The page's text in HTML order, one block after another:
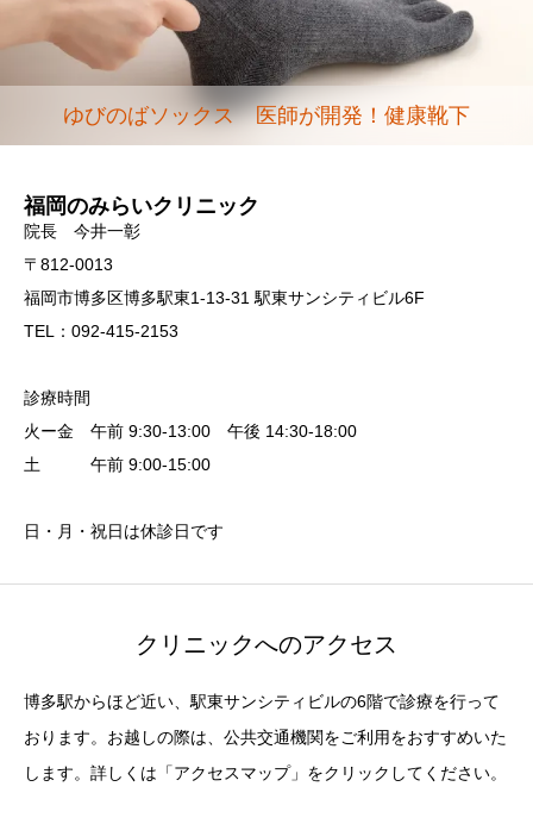
ゆびのばソックス 医師が開発！健康靴下
福岡のみらいクリニック
院長 今井一彰
〒812-0013
福岡市博多区博多駅東1-13-31 駅東サンシティビル6F
TEL：092-415-2153
診療時間
火ー金 午前 9:30-13:00 午後 14:30-18:00
土 午前 9:00-15:00
日・月・祝日は休診日です
クリニックへのアクセス
博多駅からほど近い、駅東サンシティビルの6階で診療を行って
おります。お越しの際は、公共交通機関をご利用をおすすめいた
します。詳しくは「アクセスマップ」をクリックしてください。